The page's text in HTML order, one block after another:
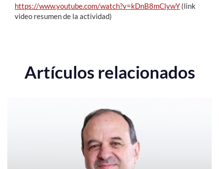
https://www.youtube.com/watch?v=kDnB8mClywY(link
video resumen de la actividad)
Artículos relacionados